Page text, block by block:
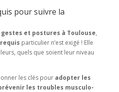
pour suivre la
et postures à Toulouse,
particulier n’est exigé ! Elle
quels que soient leur niveau
les clés pour adopter les
les troubles musculo-